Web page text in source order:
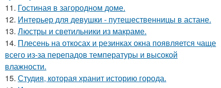
11. Гостиная в загородном доме.
12. Интерьер для девушки - путешественницы в астане.
13. Люстры и светильники из макраме.
14. Плесень на откосах и резинках окна появляется чаще
всего из-за перепадов температуры и высокой
влажности.
15. Студия, которая хранит историю города.